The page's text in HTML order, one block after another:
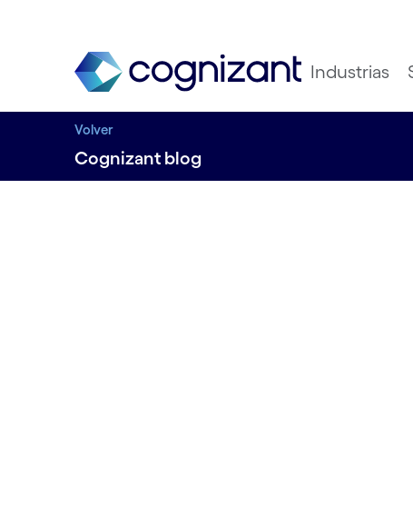
Industrias
Volver
Cognizant blog